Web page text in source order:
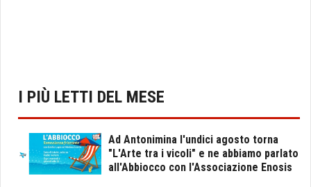
I PIÙ LETTI DEL MESE
Ad Antonimina l'undici agosto torna
"L'Arte tra i vicoli" e ne abbiamo parlato
all'Abbiocco con l'Associazione Enosis